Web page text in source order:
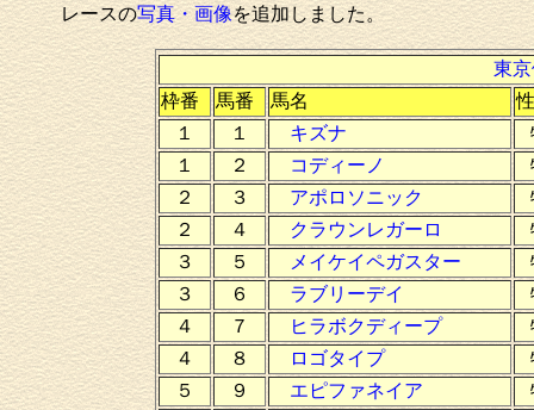
レースの写真・画像を追加しました。
東
枠番
馬番 馬名
性
１
１ キズナ
１
２ コディーノ
２
３ アポロソニック
２
４ クラウンレガーロ
３
５ メイケイペガスター
３
６ ラブリーデイ
４
７ ヒラボクディープ
４
８ ロゴタイプ
５
９ エピファネイア